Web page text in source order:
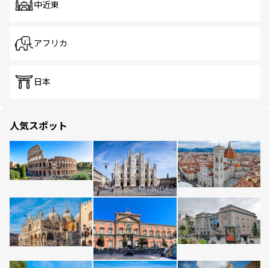
中近東
アフリカ
日本
人気スポット